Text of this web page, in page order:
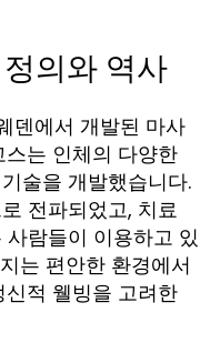
의와 역사
덴에서 개발된 마사
는 인체의 다양한
술을 개발했습니다.
전파되었고, 치료
람들이 이용하고 있
는 편안한 환경에서
적 웰빙을 고려한